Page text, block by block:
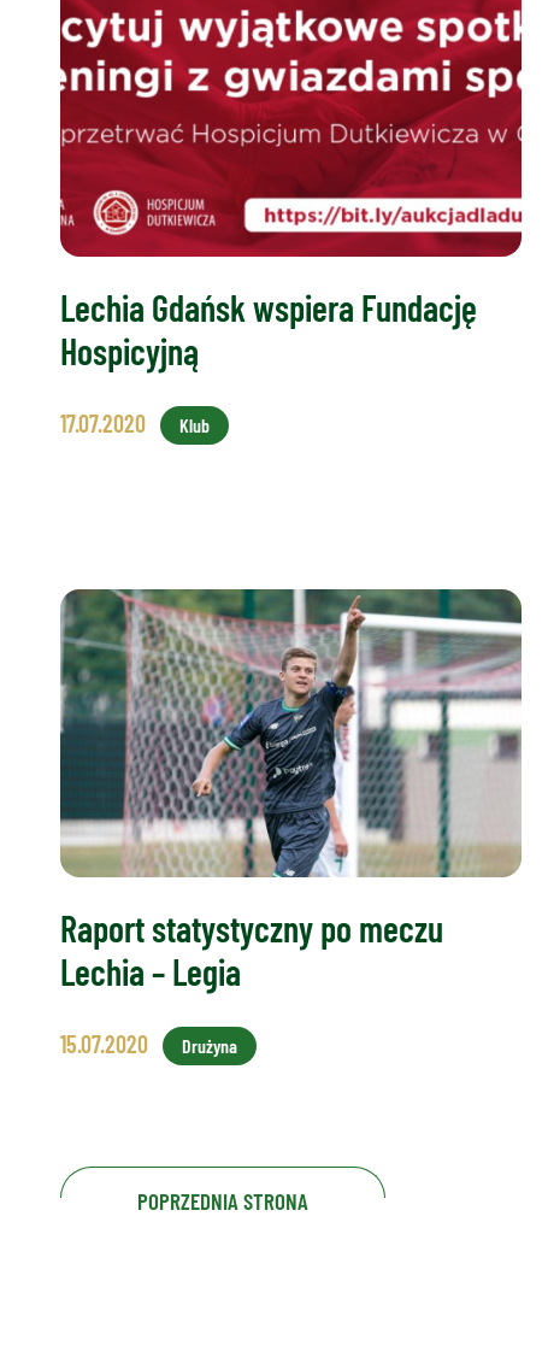
Lechia Gdańsk wspiera Fundację
Hospicyjną
17.07.2020 Klub
Raport statystyczny po meczu
Lechia – Legia
15.07.2020 Drużyna
POPRZEDNIA STRONA